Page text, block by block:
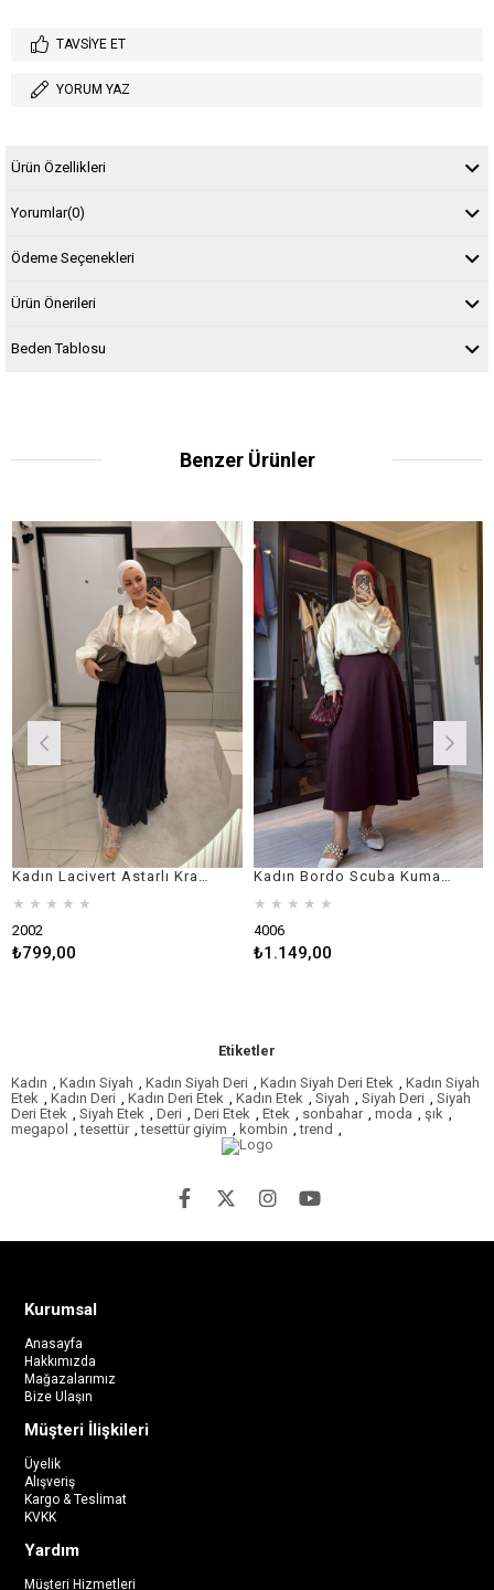
TAVSIYE ET
YORUM YAZ
Ürün Özellikleri
Yorumlar(0)
Ödeme Seçenekleri
Ürün Önerileri
Beden Tablosu
Benzer Ürünler
Kadın Lacivert Astarlı Kraş Etek
★ ★ ★
Kadın Bordo Scuba Kumaş Çan Etek
★ ★ ★
₺1.149,00
Etiketler
Kadın
Kadın Siyah Kadın Siyah Deri Kadın Siyah Deri Etek
Kadın Siyah
Etek
Kadın Deri Kadın Deri Etek Kadın Etek Siyah Siyah Deri
Siyah
Deri Etek
Siyah Etek Deri Deri Etek Etek sonbahar moda şık
megapol
tesettür tesettür giyim kombin trend
Kurumsal
Anasayfa
Hakkımızda
Mağazalarımız
Bize Ulaşın
Müşteri İlişkileri
Üyelik
Alışveriş
Kargo & Teslimat
KVKK
Yardım
Müşteri Hizmetleri